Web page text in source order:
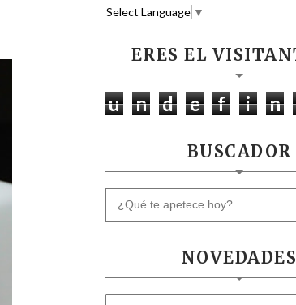
Select Language ▼
ERES EL
u n d e f i n
BUSCADOR
NOVEDADES